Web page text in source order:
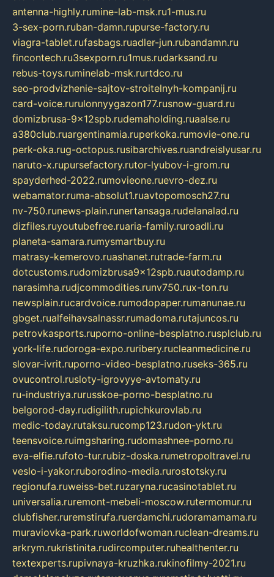
antenna-highly.rumine-lab-msk.ru1-mus.ru
3-sex-porn.ruban-damn.rupurse-factory.ru
viagra-tablet.rufasbags.ruadler-jun.rubandamn.ru
fincontech.ru3sexporn.ru1mus.rudarksand.ru
rebus-toys.ruminelab-msk.rurtdco.ru
seo-prodvizhenie-sajtov-stroitelnyh-kompanij.ru
card-voice.rurulonnyygazon177.rusnow-guard.ru
domizbrusa-9x12spb.rudemaholding.ruaalse.ru
a380club.ruargentinamia.ruperkoka.rumovie-one.ru
perk-oka.rug-octopus.rusibarchives.ruandreislyusar.ru
naruto-x.rupursefactory.rutor-lyubov-i-grom.ru
spayderhed-2022.rumovieone.ruevro-dez.ru
webamator.ruma-absolut1.ruavtopomosch27.ru
nv-750.runews-plain.runertansaga.rudelanalad.ru
dizfiles.ruyoutubefree.ruaria-family.ruroadli.ru
planeta-samara.rumysmartbuy.ru
matrasy-kemerovo.ruashanet.rutrade-farm.ru
dotcustoms.rudomizbrusa9x12spb.ruautodamp.ru
narasimha.rudjcommodities.runv750.rux-ton.ru
newsplain.rucardvoice.rumodopaper.rumanunae.ru
gbget.rualfeihavsalnassr.rumadoma.rutajuncos.ru
petrovkasports.ruporno-online-besplatno.rusplclub.ru
york-life.rudoroga-expo.ruribery.rucleanmedicine.ru
slovar-ivrit.ruporno-video-besplatno.ruseks-365.ru
ovucontrol.rusloty-igrovyye-avtomaty.ru
ru-industriya.rurusskoe-porno-besplatno.ru
belgorod-day.rudigilith.rupichkurovlab.ru
medic-today.rutaksu.rucomp123.rudon-ykt.ru
teensvoice.ruimgsharing.rudomashnee-porno.ru
eva-elfie.rufoto-tur.rubiz-doska.rumetropoltravel.ru
veslo-i-yakor.ruborodino-media.rurostotsky.ru
regionufa.ruweiss-bet.ruzaryna.rucasinotablet.ru
universalia.ruremont-mebeli-moscow.rutermomur.ru
clubfisher.ruremstirufa.ruerdamchi.rudoramamama.ru
muraviovka-park.ruworldofwoman.ruclean-dreams.ru
arkrym.rukristinita.rudircomputer.ruhealthenter.ru
textexperts.rupivnaya-kruzhka.rukinofilmy-2021.ru